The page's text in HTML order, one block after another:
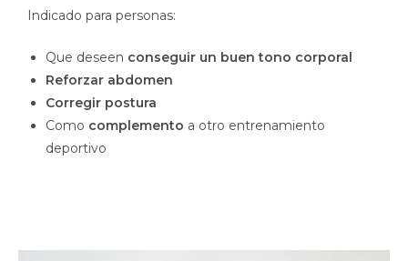
Indicado para personas:
Que deseen conseguir un buen tono corporal
Reforzar abdomen
Corregir postura
Como complemento a otro entrenamiento
deportivo